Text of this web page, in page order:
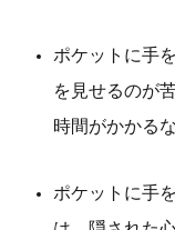
ポケットに手
を見せるのが
時間がかかる
ポケットに手